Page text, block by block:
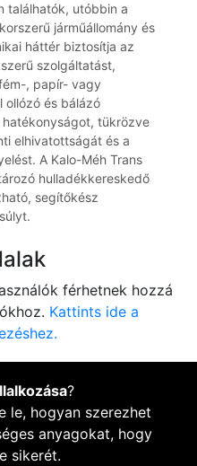
találhatók, utóbbin a
járműállomány és
háttér biztosítja az
szolgáltatást,
, papír- vagy
ollózó és bálázó
tükrözve
elhivatottságát és a
A Kalo-Méh Trans
hulladékkereskedő
segítőkész
férhetnek hozzá
Kattints ide a
?
le, hogyan szerezhet
anyagokat, hogy
sikerét.